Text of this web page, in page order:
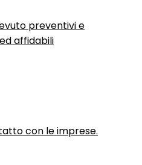
preventivi e
affidabili
con le imprese.